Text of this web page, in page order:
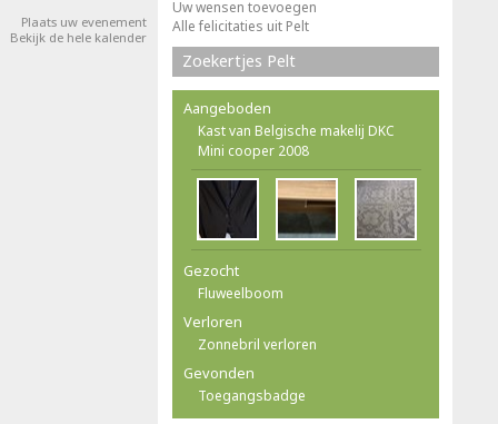
Plaats uw evenement
Bekijk de hele kalender
Uw wensen toevoegen
Alle felicitaties uit Pelt
Zoekertjes Pelt
Aangeboden
Kast van Belgische makelij DKC
Mini cooper 2008
Gezocht
Fluweelboom
Verloren
Zonnebril verloren
Gevonden
Toegangsbadge